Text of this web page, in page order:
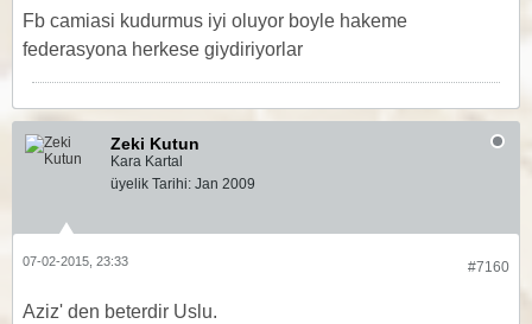
Fb camiasi kudurmus iyi oluyor boyle hakeme
federasyona herkese giydiriyorlar
Zeki Kutun
Kara Kartal
üyelik Tarihi: Jan 2009
#7160
07-02-2015, 23:33
Aziz' den beterdir Uslu.